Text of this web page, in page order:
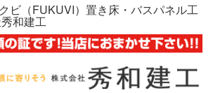
ビ（FUKUVI）置き床・バスパネル工
和建工